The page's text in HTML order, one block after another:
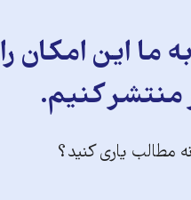
این امکان را
منتشر کنیم.
مطالب یاری کنید؟